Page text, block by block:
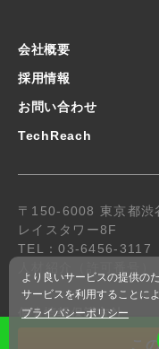
こ
会社概要
採用情報
お問い合わせ
TechReach
〒150-6008 東京都渋
レイスタワー8F
TEL：03-6456-3117
個人情報保護方針
© 2019 R-Stone.co.,ltd.
より良いサービスの提供の
サービスを利用することに
プライバシーポリシー